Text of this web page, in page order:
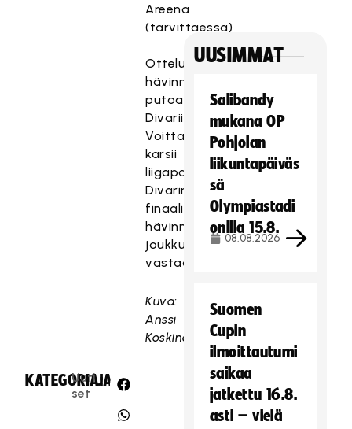
Areena
(tarvittaessa)
Otteluparin
hävinnyt
putoaa
Divariin.
Voittaja
karsii
liigapaikasta
Divarin
finaalin
hävinnyttä
joukkuetta
vastaan.
Kuva:
Anssi
Koskinen
KATEGORIA:
Uuti
set
JAA:
UUSIMMAT
Salibandy
mukana OP
Pohjolan
liikuntapäiväs
sä
Olympiastadi
onilla 15.8.
08.08.2026
Suomen
Cupin
ilmoittautumi
saikaa
jatkettu 16.8.
asti – vielä